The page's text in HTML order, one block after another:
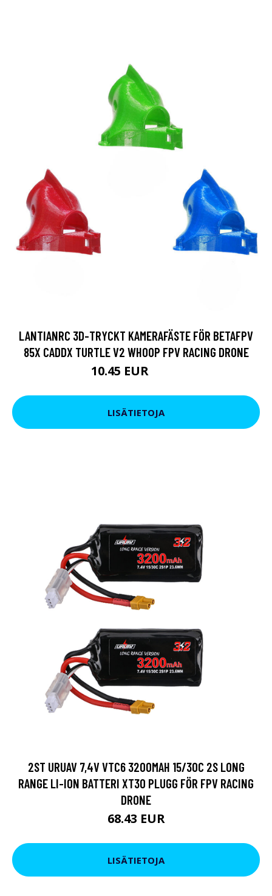
LANTIANRC 3D-TRYCKT KAMERAFÄSTE FÖR BETAFPV
85X CADDX TURTLE V2 WHOOP FPV RACING DRONE
10.45 EUR
LISÄTIETOJA
2ST URUAV 7,4V VTC6 3200MAH 15/30C 2S LONG
RANGE LI-ION BATTERI XT30 PLUGG FÖR FPV RACING
DRONE
68.43 EUR
LISÄTIETOJA